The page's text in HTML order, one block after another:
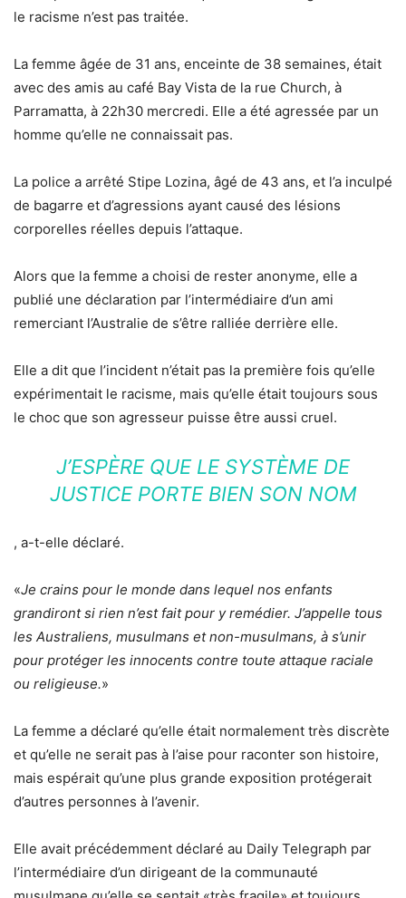
le racisme n’est pas traitée.
La femme âgée de 31 ans, enceinte de 38 semaines, était
avec des amis au café Bay Vista de la rue Church, à
Parramatta, à 22h30 mercredi. Elle a été agressée par un
homme qu’elle ne connaissait pas.
La police a arrêté Stipe Lozina, âgé de 43 ans, et l’a inculpé
de bagarre et d’agressions ayant causé des lésions
corporelles réelles depuis l’attaque.
Alors que la femme a choisi de rester anonyme, elle a
publié une déclaration par l’intermédiaire d’un ami
remerciant l’Australie de s’être ralliée derrière elle.
Elle a dit que l’incident n’était pas la première fois qu’elle
expérimentait le racisme, mais qu’elle était toujours sous
le choc que son agresseur puisse être aussi cruel.
J’ESPÈRE QUE LE SYSTÈME DE
JUSTICE PORTE BIEN SON NOM
, a-t-elle déclaré.
«Je crains pour le monde dans lequel nos enfants
grandiront si rien n’est fait pour y remédier. J’appelle tous
les Australiens, musulmans et non-musulmans, à s’unir
pour protéger les innocents contre toute attaque raciale
ou religieuse.»
La femme a déclaré qu’elle était normalement très discrète
et qu’elle ne serait pas à l’aise pour raconter son histoire,
mais espérait qu’une plus grande exposition protégerait
d’autres personnes à l’avenir.
Elle avait précédemment déclaré au Daily Telegraph par
l’intermédiaire d’un dirigeant de la communauté